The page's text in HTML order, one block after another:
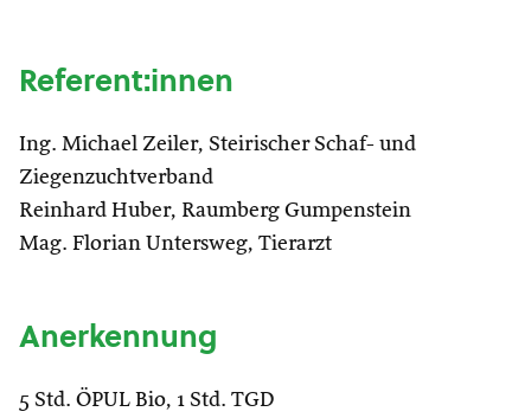
Referent:innen
Ing. Michael Zeiler, Steirischer Schaf- und
Ziegenzuchtverband
Reinhard Huber, Raumberg Gumpenstein
Mag. Florian Untersweg, Tierarzt
Anerkennung
5 Std. ÖPUL Bio, 1 Std. TGD